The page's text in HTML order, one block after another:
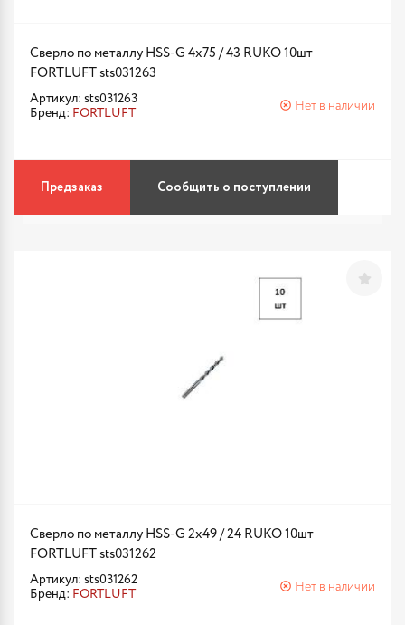
Сверло по металлу HSS-G 4х75 / 43 RUKO 10шт
FORTLUFT sts031263
Артикул: sts031263
Бренд: FORTLUFT
Нет в наличии
Предзаказ Сообщить о поступлении
Сверло по металлу HSS-G 2х49 / 24 RUKO 10шт
FORTLUFT sts031262
Артикул: sts031262
Бренд: FORTLUFT
Нет в наличии